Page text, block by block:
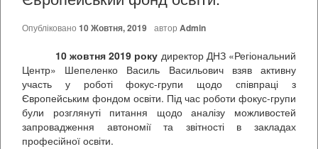
Опубліковано 10 Жовтня, 2019 автор Admin
10 жовтня 2019 року директор ДНЗ «Регіональний
Центр» Шепеленко Василь Васильович взяв активну
участь у роботі фокус-групи щодо співпраці з
Європейським фондом освіти. Під час роботи фокус-групи
були розглянуті питання щодо аналізу можливостей
запровадження автономії та звітності в закладах
професійної освіти.